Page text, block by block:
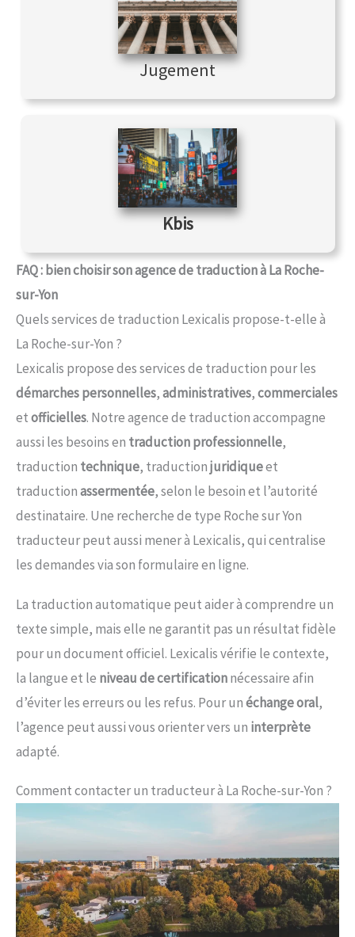
Jugement
Kbis
FAQ : bien choisir son agence de traduction à La Roche-
sur-Yon
Quels services de traduction Lexicalis propose-t-elle à
La Roche-sur-Yon ?
Lexicalis propose des services de traduction pour les
démarches personnelles,administratives,commerciales
etofficielles. Notre agence de traduction accompagne
aussi les besoins en traduction professionnelle,
traduction technique, traductionjuridiqueet
traductionassermentée, selon le besoin et l’autorité
destinataire. Une recherche de type Roche sur Yon
traducteur peut aussi mener à Lexicalis, qui centralise
les demandes via son formulaire en ligne.
La traduction automatique peut aider à comprendre un
texte simple, mais elle ne garantit pas un résultat fidèle
pour un document officiel. Lexicalis vérifie le contexte,
la langue et le niveau de certificationnécessaire afin
d’éviter les erreurs ou les refus. Pour unéchange oral,
l’agence peut aussi vous orienter vers un interprète
adapté.
Comment contacter un traducteur à La Roche-sur-Yon ?